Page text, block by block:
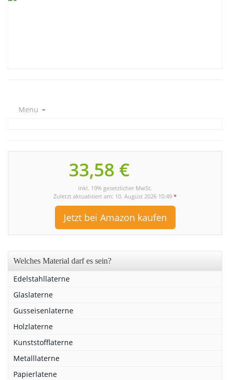
Menu
33,58 €
inkl. 19% gesetzlicher MwSt.
Zuletzt aktualisiert am: 10. August 2026 10:49 *
Jetzt bei Amazon kaufen
Welches Material darf es sein?
Edelstahllaterne
Glaslaterne
Gusseisenlaterne
Holzlaterne
Kunststofflaterne
Metalllaterne
Papierlatene